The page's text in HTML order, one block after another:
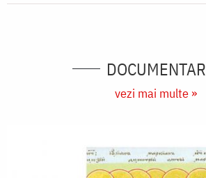
DOCUMENTAR
vezi mai multe »